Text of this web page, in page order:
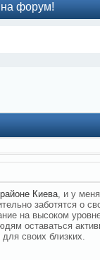
на форум!
Киева , и у
заботятся о
на высоком
оставаться
своих близких.